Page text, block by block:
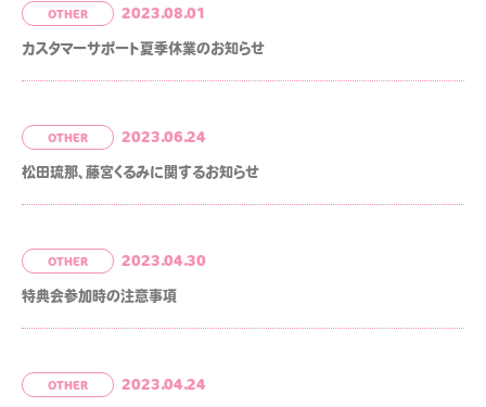
OTHER 2023.08.01
カスタマーサポート夏季休業のお知らせ
OTHER 2023.06.24
松田琉那、藤宮くるみに関するお知らせ
OTHER 2023.04.30
特典会参加時の注意事項
OTHER 2023.04.24